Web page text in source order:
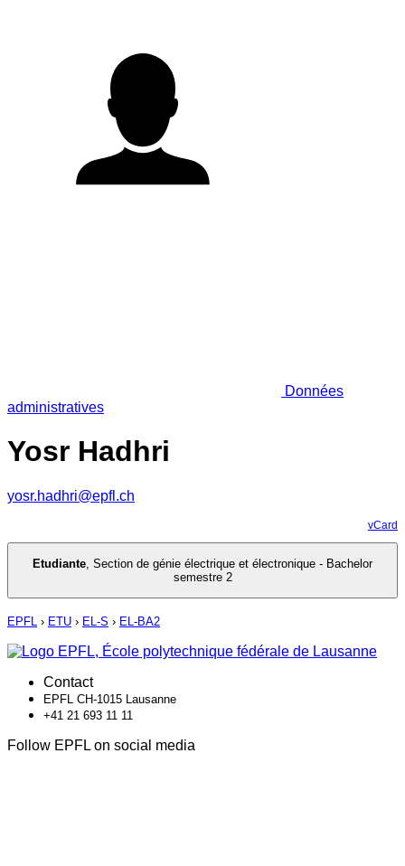
Données
administratives
Yosr Hadhri
yosr.hadhri@epfl.ch
vCard
Etudiante, Section de génie électrique et électronique - Bachelor
semestre 2
EPFL › ETU › EL-S › EL-BA2
Contact
EPFL CH-1015 Lausanne
+41 21 693 11 11
Follow EPFL on social media